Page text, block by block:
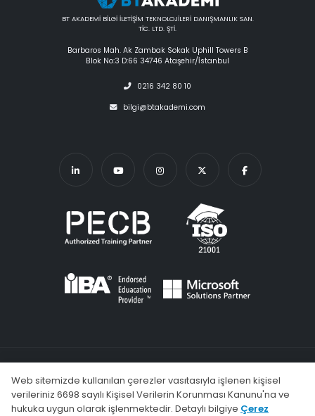
BT AKADEMİ BİLGİ İLETİŞİM TEKNOLOJİLERİ DANIŞMANLIK SAN.
TİC. LTD. ŞTİ.
Barbaros Mah. Ak Zambak Sokak Uphill Towers B
Blok No:3 D:66 34746 Ataşehir/İstanbul
0216 342 80 10
bilgi@btakademi.com
SSS (Sık Sorulan Sorular)
Web sitemizde kullanılan çerezler vasıtasıyla işlenen kişisel
verileriniz 6698 sayılı Kişisel Verilerin Korunması Kanunu'na ve
hukuka uygun olarak işlenmektedir. Detaylı bilgiye Çerez